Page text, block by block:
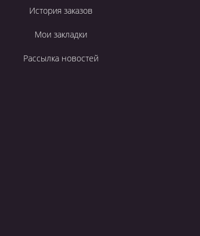
История заказов
Мои закладки
Рассылка новостей